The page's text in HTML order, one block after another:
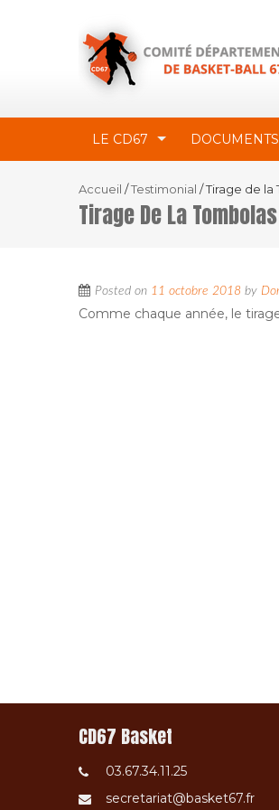
LE CD67 DOCUMENTS
Accueil /Testimonial /Tirage de la
Tirage De La
Posted on 11 octobre 2018 by
Comme chaque année, le
CD67 Basket
03.67.34.11.25
secretariat@basket67.fr